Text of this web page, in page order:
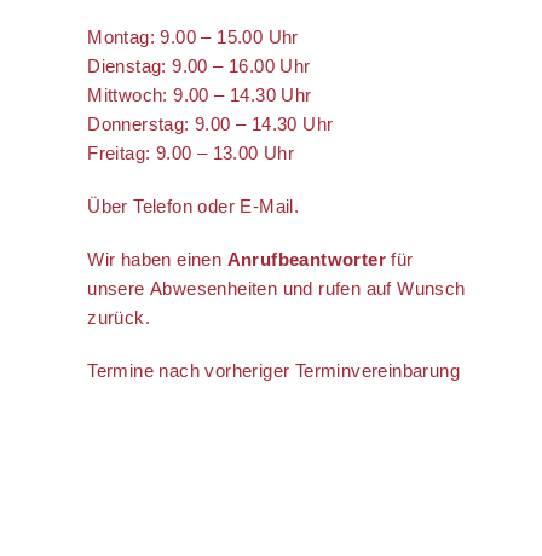
Montag: 9.00 – 15.00 Uhr
Dienstag: 9.00 – 16.00 Uhr
Mittwoch: 9.00 – 14.30 Uhr
Donnerstag: 9.00 – 14.30 Uhr
Freitag: 9.00 – 13.00 Uhr
Über Telefon oder E-Mail.
Wir haben einen Anrufbeantworterfür
unsere Abwesenheiten und rufen auf Wunsch
zurück.
Termine nach vorheriger Terminvereinbarung